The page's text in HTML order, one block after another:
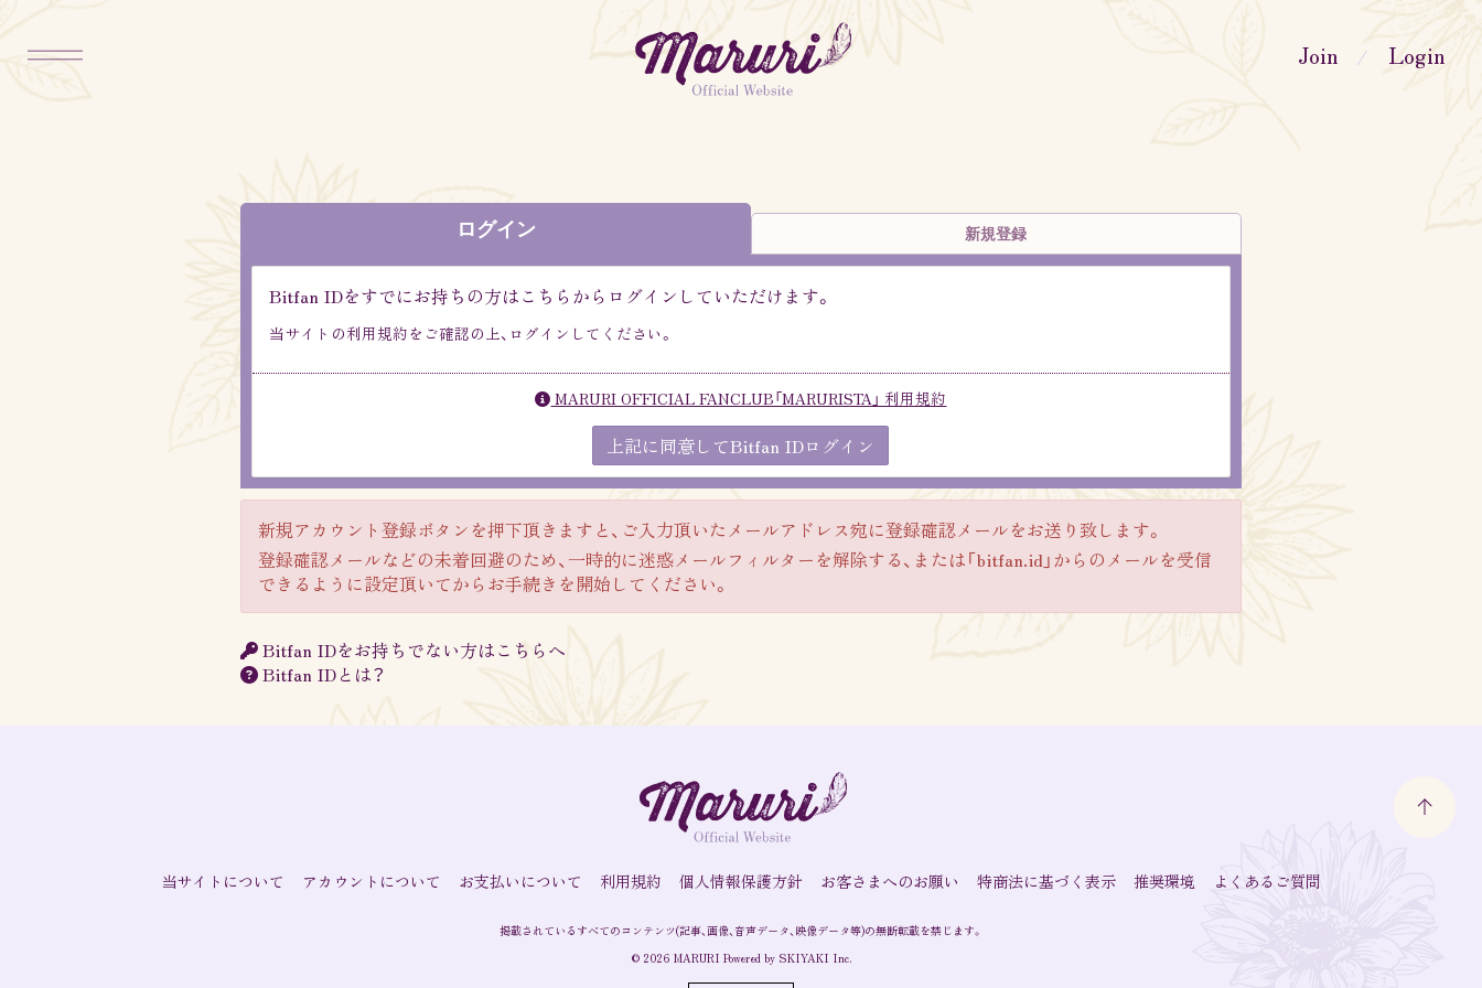
MARURI OFFICIAL
FANCLUB「MARURISTA」 Join Login
ログイン 新規登録
Bitfan IDをすでにお持ちの方はこちらからログインしていただけます。
当サイトの利用規約をご確認の上、ログインしてください。
MARURI OFFICIAL FANCLUB「MARURISTA」 利用規約
上記に同意してBitfan IDログイン
新規アカウント登録ボタンを押下頂きますと、ご入力頂いたメールアドレス宛に登録確認メールをお送り致します。
登録確認メールなどの未着回避のため、一時的に迷惑メールフィルターを解除する、または「bitfan.id」からのメールを受信
できるように設定頂いてからお手続きを開始してください。
Bitfan IDをお持ちでない方はこちらへ
Bitfan IDとは？
MARURI OFFICIAL
FANCLUB「MARURISTA」
当サイトについて アカウントについて お支払いについて 利用規約 個人情報保護方針 お客さまへのお願い 特商法に基づく表示 推奨環境 よくあるご質問
掲載されているすべてのコンテンツ(記事、画像、音声データ、映像データ等)の無断転載を禁じます。
© 2026 MARURI Powered by SKIYAKI Inc.